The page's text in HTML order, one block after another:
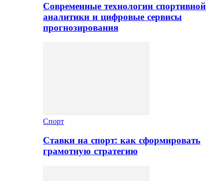
Современные технологии спортивной
аналитики и цифровые сервисы
прогнозирования
Спорт
Ставки на спорт: как сформировать
грамотную стратегию